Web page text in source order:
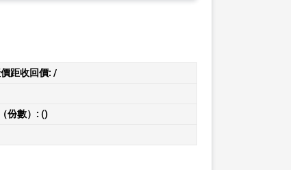
距收回價: /
份數）: ()